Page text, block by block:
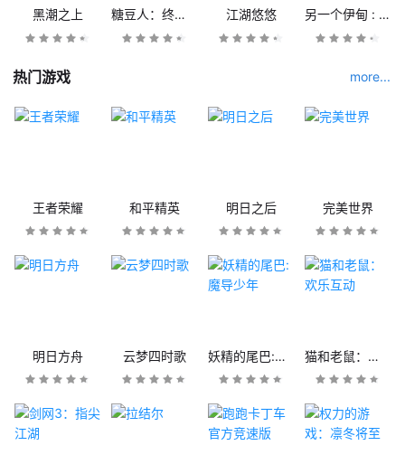
黑潮之上 糖豆人：终极淘汰赛 江湖悠悠 另一个伊甸 : 超越时空的猫
热门游戏 more...
王者荣耀 和平精英 明日之后 完美世界
明日方舟 云梦四时歌 妖精的尾巴:魔导少年 猫和老鼠：欢乐互动